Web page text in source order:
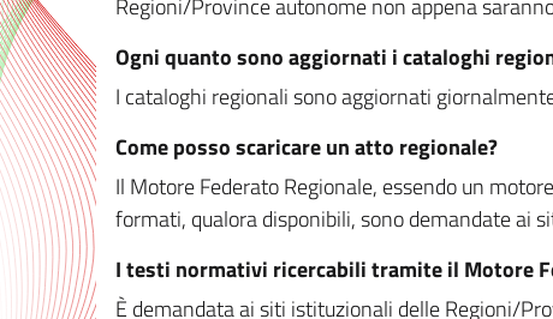
Ogni quanto sono aggiornati i cataloghi
I cataloghi regionali sono aggiornati
Come posso scaricare un atto regionale?
Il Motore Federato Regionale, essendo un
formati, qualora disponibili, sono demandate ai
I testi normativi ricercabili tramite il Motore
È demandata ai siti istituzionali delle Regioni/